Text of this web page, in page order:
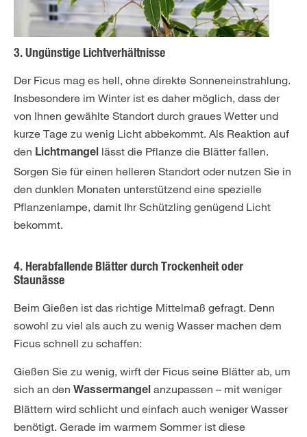
3. Ungünstige Lichtverhältnisse
Der Ficus mag es hell, ohne direkte Sonneneinstrahlung.
Insbesondere im Winter ist es daher möglich, dass der
von Ihnen gewählte Standort durch graues Wetter und
kurze Tage zu wenig Licht abbekommt. Als Reaktion auf
den Lichtmangel lässt die Pflanze die Blätter fallen.
Sorgen Sie für einen helleren Standort oder nutzen Sie in
den dunklen Monaten unterstützend eine spezielle
Pflanzenlampe, damit Ihr Schützling genügend Licht
bekommt.
4. Herabfallende Blätter durch Trockenheit oder
Staunässe
Beim Gießen ist das richtige Mittelmaß gefragt. Denn
sowohl zu viel als auch zu wenig Wasser machen dem
Ficus schnell zu schaffen:
Gießen Sie zu wenig, wirft der Ficus seine Blätter ab, um
sich an den Wassermangel anzupassen – mit weniger
Blättern wird schlicht und einfach auch weniger Wasser
benötigt. Gerade im warmem Sommer ist diese